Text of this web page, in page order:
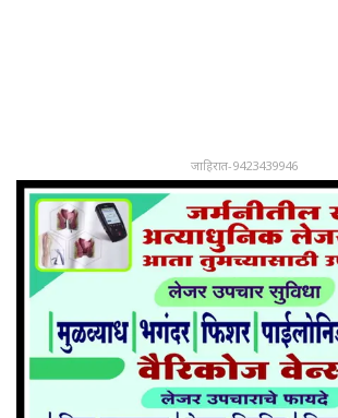
जाहिरात-9423439946